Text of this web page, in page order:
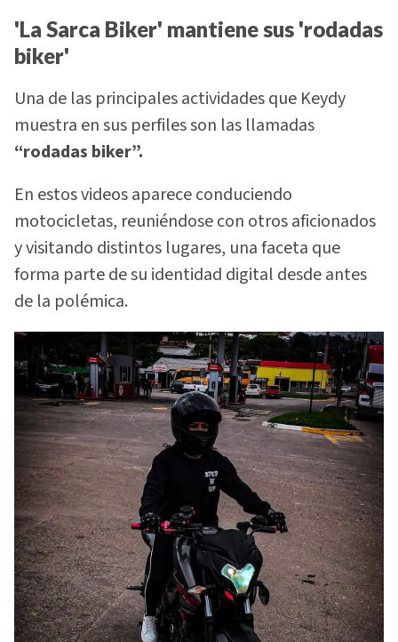
'La Sarca Biker' mantiene sus 'rodadas
biker'
Una de las principales actividades que Keydy
muestra en sus perfiles son las llamadas
“rodadas biker”.
En estos videos aparece conduciendo
motocicletas, reuniéndose con otros aficionados
y visitando distintos lugares, una faceta que
forma parte de su identidad digital desde antes
de la polémica.